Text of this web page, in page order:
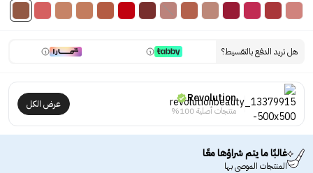
هل تريد الدفع بالتقسيط؟
Revolution
منتجات أصلية 100%
عرض الكل
غالبًا ما يتم شراؤها معًا
المنتجات الموصى بها